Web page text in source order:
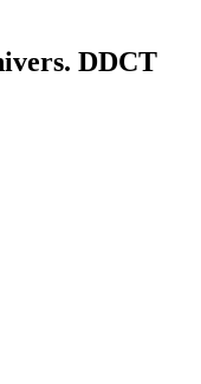
DDCT